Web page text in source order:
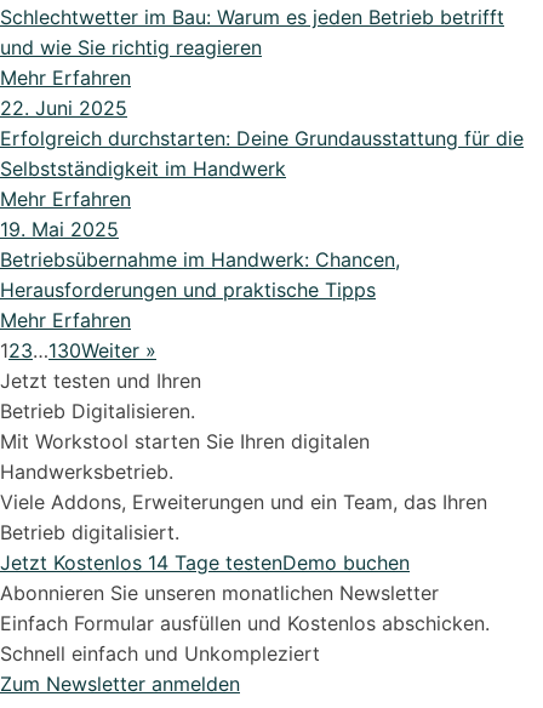
Schlechtwetter im Bau: Warum es jeden Betrieb betrifft
und wie Sie richtig reagieren
Mehr Erfahren
22. Juni 2025
Erfolgreich durchstarten: Deine Grundausstattung für die
Selbstständigkeit im Handwerk
Mehr Erfahren
19. Mai 2025
Betriebsübernahme im Handwerk: Chancen,
Herausforderungen und praktische Tipps
Mehr Erfahren
123…130Weiter »
Jetzt testen und Ihren
Betrieb Digitalisieren.
Mit Workstool starten Sie Ihren digitalen
Handwerksbetrieb.
Viele Addons, Erweiterungen und ein Team, das Ihren
Betrieb digitalisiert.
Jetzt Kostenlos 14 Tage testenDemo buchen
Abonnieren Sie unseren monatlichen Newsletter
Einfach Formular ausfüllen und Kostenlos abschicken.
Schnell einfach und Unkompleziert
Zum Newsletter anmelden